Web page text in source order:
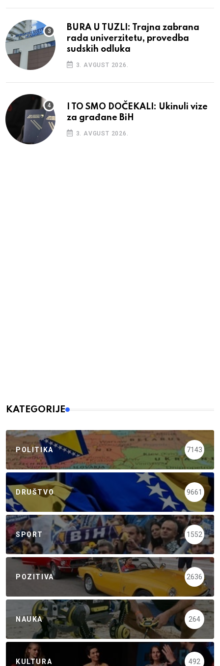
BURA U TUZLI: Trajna zabrana
rada univerzitetu, provedba
sudskih odluka
3. AVGUST 2026.
I TO SMO DOČEKALI: Ukinuli vize
za građane BiH
3. AVGUST 2026.
KATEGORIJE
POLITIKA 7143
DRUŠTVO 9661
SPORT 1552
POZITIVA 2636
NAUKA 264
KULTURA 492